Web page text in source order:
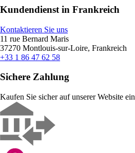
Kundendienst in Frankreich
Kontaktieren Sie uns
11 rue Bernard Maris
37270 Montlouis-sur-Loire, Frankreich
+33 1 86 47 62 58
Sichere Zahlung
Kaufen Sie sicher auf unserer Website ein